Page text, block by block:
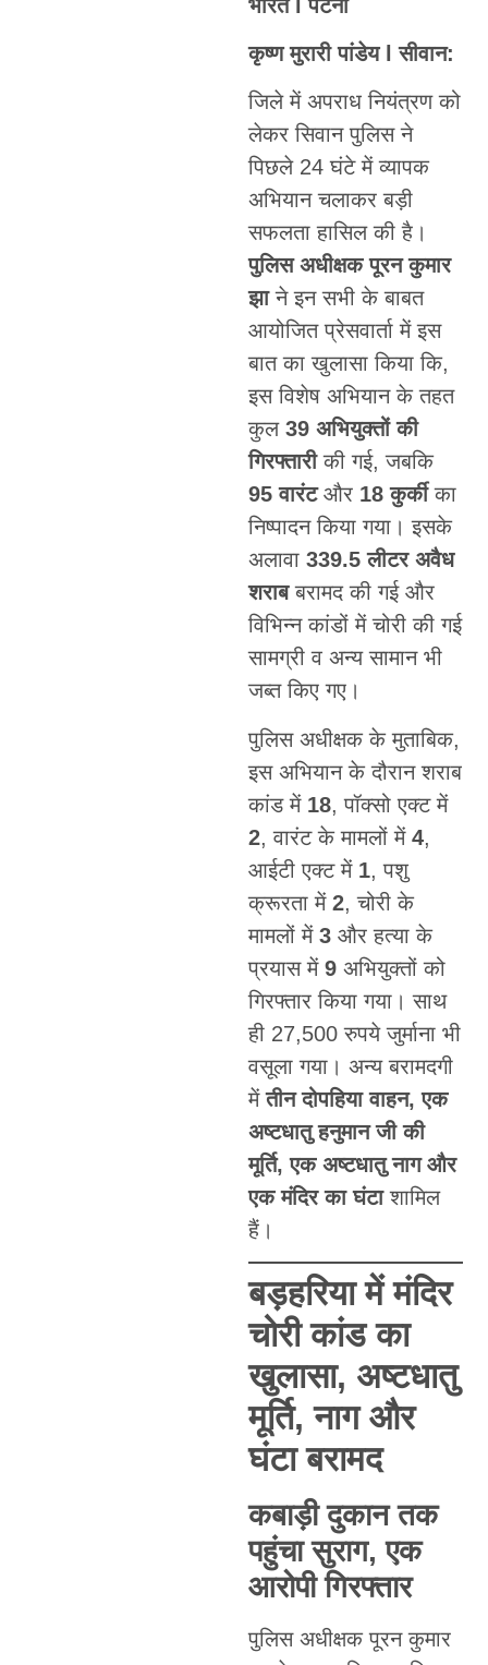
भारत l पटना
कृष्ण मुरारी पांडेय l सीवान:
जिले में अपराध नियंत्रण को
लेकर सिवान पुलिस ने
पिछले 24 घंटे में व्यापक
अभियान चलाकर बड़ी
सफलता हासिल की है।
पुलिस अधीक्षक पूरन कुमार
झाने इन सभी के बाबत
आयोजित प्रेसवार्ता में इस
बात का खुलासा किया कि,
इस विशेष अभियान के तहत
कुल 39 अभियुक्तों की
गिरफ्तारीकी गई, जबकि
95 वारंटऔर 18 कुर्कीका
निष्पादन किया गया। इसके
अलावा 339.5 लीटर अवैध
शराबबरामद की गई और
विभिन्न कांडों में चोरी की गई
सामग्री व अन्य सामान भी
जब्त किए गए।
पुलिस अधीक्षक के मुताबिक,
इस अभियान के दौरान शराब
कांड में 18, पॉक्सो एक्ट में
2, वारंट के मामलों में 4,
आईटी एक्ट में 1, पशु
क्रूरता में 2, चोरी के
मामलों में 3और हत्या के
प्रयास में 9अभियुक्तों को
गिरफ्तार किया गया। साथ
ही 27,500 रुपये जुर्माना भी
वसूला गया। अन्य बरामदगी
मेंतीन दोपहिया वाहन, एक
अष्टधातु हनुमान जी की
मूर्ति, एक अष्टधातु नाग और
एक मंदिर का घंटाशामिल
हैं।
बड़हरिया में मंदिर
चोरी कांड का
खुलासा, अष्टधातु
मूर्ति, नाग और
घंटा बरामद
कबाड़ी दुकान तक
पहुंचा सुराग, एक
आरोपी गिरफ्तार
पुलिस अधीक्षक पूरन कुमार